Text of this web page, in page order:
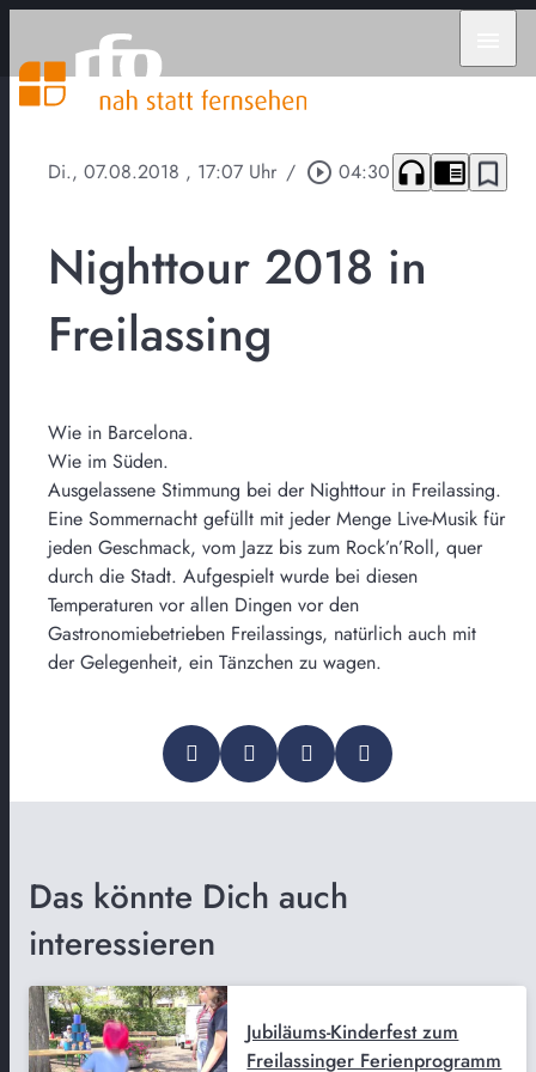
Di., 07.08.2018 , 17:07 Uhr / play_circle_outline 04:30 headphones chrome_reader_mode bookmark_border
Nighttour 2018 in
Freilassing
Wie in Barcelona.
Wie im Süden.
Ausgelassene Stimmung bei der Nighttour in Freilassing.
Eine Sommernacht gefüllt mit jeder Menge Live-Musik für
jeden Geschmack, vom Jazz bis zum Rock’n’Roll, quer
durch die Stadt. Aufgespielt wurde bei diesen
Temperaturen vor allen Dingen vor den
Gastronomiebetrieben Freilassings, natürlich auch mit
der Gelegenheit, ein Tänzchen zu wagen.
Das könnte Dich auch
interessieren
Jubiläums-Kinderfest zum
Freilassinger Ferienprogramm